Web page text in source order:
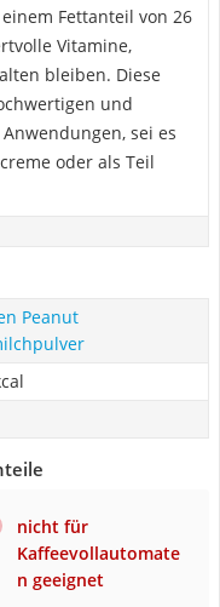
Fettanteil von 26
Vitamine,
bleiben. Diese
und
sei es
oder als Teil
Peanut
nicht für
Kaffeevollautomate
n geeignet